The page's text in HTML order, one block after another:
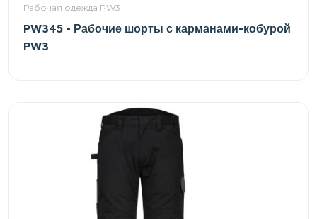
Рабочая одежда PW3
PW345 - Рабочие шорты с карманами-кобурой
PW3